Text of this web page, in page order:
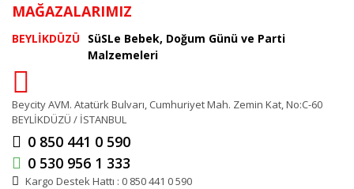
MAĞAZALARIMIZ
BEYLİKDÜZÜ SüSLe Bebek, Doğum Günü ve Parti
Malzemeleri
Beycity AVM. Atatürk Bulvarı, Cumhuriyet Mah. Zemin Kat, No:C-60
BEYLİKDÜZÜ / İSTANBUL
0 850 441 0 590
0 530 956 1 333
Kargo Destek Hattı : 0 850 441 0 590